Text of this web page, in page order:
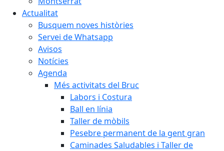
Actualitat
Busquem noves històries
Servei de Whatsapp
Avisos
Notícies
Agenda
Més activitats del Bruc
Labors i Costura
Ball en línia
Taller de mòbils
Pesebre permanent de la gent gran
Caminades Saludables i Taller de